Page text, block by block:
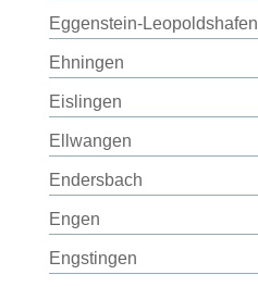
Eggenstein-Leopoldshafen
Ehningen
Eislingen
Ellwangen
Endersbach
Engen
Engstingen